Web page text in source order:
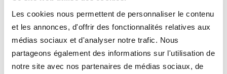
Les cookies nous permettent de personnaliser le contenu
et les annonces, d'offrir des fonctionnalités relatives aux
médias sociaux et d'analyser notre trafic. Nous
partageons également des informations sur l'utilisation de
notre site avec nos partenaires de médias sociaux, de
publication d'avis
élaboration du budget communal et des
comptes administratifs